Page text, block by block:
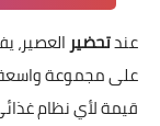
عندتحضيرالعصير،
على مجموعة واسعة
قيمة لأي نظام